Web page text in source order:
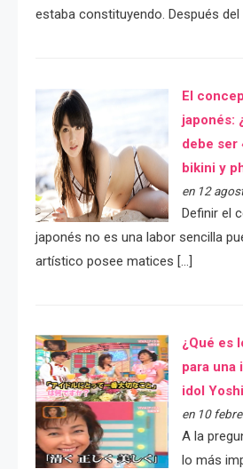
estaba constituyendo. Después del
El
japonés:
debe ser
bikini y
en 12
Definir el
japonés no es una labor sencilla
artístico posee matices […]
¿Qué es
para una
idol
en 10
A la
lo más